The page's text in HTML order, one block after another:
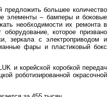
предложить большее количество
элементы – бамперы и боковые
необходимости их ремонта в
которое призвано
зеркала с электроприводом и
фары и пластиковый бокс
и корейской коробкой передач
роботизированной окрасочной